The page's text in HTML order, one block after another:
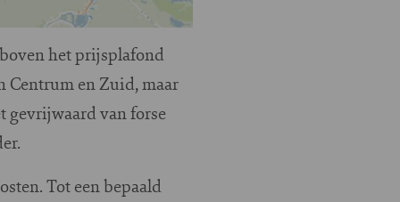
het prijsplafond
Centrum en Zuid, maar
gevrijwaard van forse
Tot een bepaald